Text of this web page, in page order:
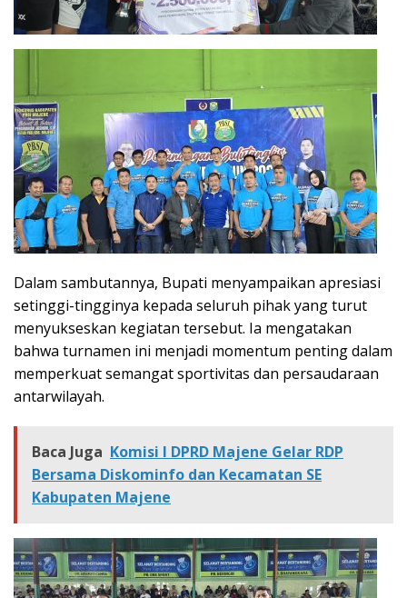
Dalam sambutannya, Bupati menyampaikan apresiasi
setinggi-tingginya kepada seluruh pihak yang turut
menyukseskan kegiatan tersebut. Ia mengatakan
bahwa turnamen ini menjadi momentum penting dalam
memperkuat semangat sportivitas dan persaudaraan
antarwilayah.
Baca Juga Komisi I DPRD Majene Gelar RDP
Bersama Diskominfo dan Kecamatan SE
Kabupaten Majene